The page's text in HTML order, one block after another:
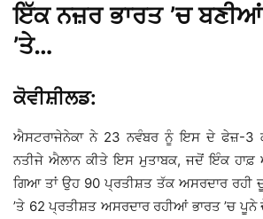
ਇੱਕ ਨਜ਼ਰ ਭਾਰਤ ’ਚ
’ਤੇ…
ਕੋਵੀਸ਼ੀਲਡ:
ਐਸਟਰਾਜੇਨੇਕਾ ਨੇ 23 ਨਵੰਬਰ ਨੂੰ ਇਸ ਦੇ ਫੇਜ਼-3
ਨਤੀਜੇ ਐਲਾਨ ਕੀਤੇ ਇਸ ਮੁਤਾਬਕ, ਜਦੋਂ ਇੰਕ
ਗਿਆ ਤਾਂ ਉਹ 90 ਪ੍ਰਤੀਸ਼ਤ ਤੱਕ ਅਸਰਦਾਰ ਰਹੀ
’ਤੇ 62 ਪ੍ਰਤੀਸ਼ਤ ਅਸਰਦਾਰ ਰਹੀਆਂ ਭਾਰਤ